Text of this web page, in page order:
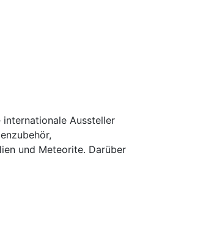
Aussteller
und Meteorite. Darüber